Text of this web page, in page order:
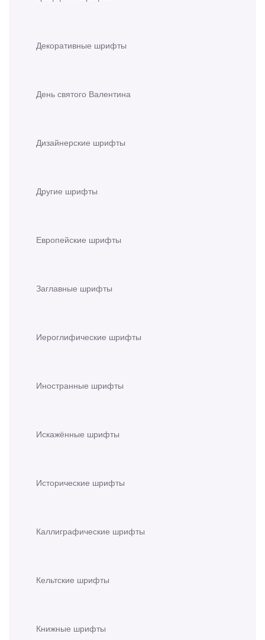
Декоративные шрифты
День святого Валентина
Дизайнерские шрифты
Другие шрифты
Европейские шрифты
Заглавные шрифты
Иероглифические шрифты
Иностранные шрифты
Искажённые шрифты
Исторические шрифты
Каллиграфические шрифты
Кельтские шрифты
Книжные шрифты